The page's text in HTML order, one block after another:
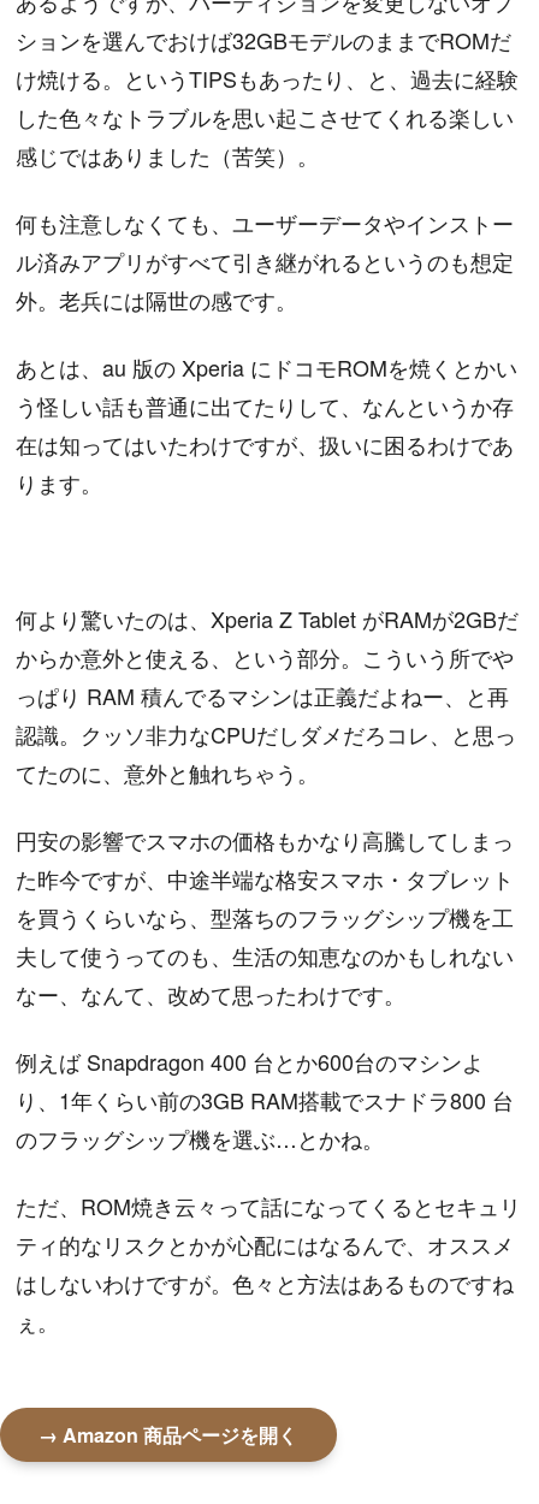
ションを選んでおけば32GBモデルのままでROMだ
け焼ける。というTIPSもあったり、と、過去に経験
した色々なトラブルを思い起こさせてくれる楽しい
感じではありました（苦笑）。
何も注意しなくても、ユーザーデータやインストー
ル済みアプリがすべて引き継がれるというのも想定
外。老兵には隔世の感です。
あとは、au 版の Xperia にドコモROMを焼くとかい
う怪しい話も普通に出てたりして、なんというか存
在は知ってはいたわけですが、扱いに困るわけであ
ります。
何より驚いたのは、Xperia Z Tablet がRAMが2GBだ
からか意外と使える、という部分。こういう所でや
っぱり RAM 積んでるマシンは正義だよねー、と再
認識。クッソ非力なCPUだしダメだろコレ、と思っ
てたのに、意外と触れちゃう。
円安の影響でスマホの価格もかなり高騰してしまっ
た昨今ですが、中途半端な格安スマホ・タブレット
を買うくらいなら、型落ちのフラッグシップ機を工
夫して使うってのも、生活の知恵なのかもしれない
なー、なんて、改めて思ったわけです。
例えば Snapdragon 400 台とか600台のマシンよ
り、1年くらい前の3GB RAM搭載でスナドラ800 台
のフラッグシップ機を選ぶ…とかね。
ただ、ROM焼き云々って話になってくるとセキュリ
ティ的なリスクとかが心配にはなるんで、オススメ
はしないわけですが。色々と方法はあるものですね
ぇ。
→ Amazon 商品ページを開く